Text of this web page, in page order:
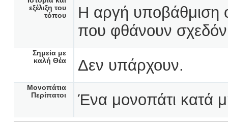
εξέλιξη του
τόπου
Η αργή υποβάθμιση
που φθάνουν
Σημεία με
καλή Θέα
Δεν υπάρχουν.
Μονοπάτια
Περίπατοι
Ένα μονοπάτι κατά